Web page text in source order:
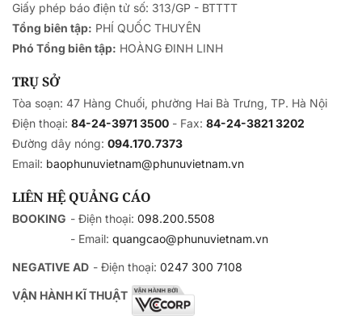
Giấy phép báo điện tử số: 313/GP - BTTTT
Tổng biên tập: PHÍ QUỐC THUYÊN
Phó Tổng biên tập: HOÀNG ĐINH LINH
TRỤ SỞ
Tòa soạn: 47 Hàng Chuối, phường Hai Bà Trưng, TP. Hà Nội
Điện thoại: 84-24-3971 3500 - Fax: 84-24-3821 3202
Đường dây nóng: 094.170.7373
Email: baophunuvietnam@phunuvietnam.vn
LIÊN HỆ QUẢNG CÁO
BOOKING - Điện thoại: 098.200.5508
- Email: quangcao@phunuvietnam.vn
NEGATIVE AD - Điện thoại: 0247 300 7108
VẬN HÀNH KĨ THUẬT